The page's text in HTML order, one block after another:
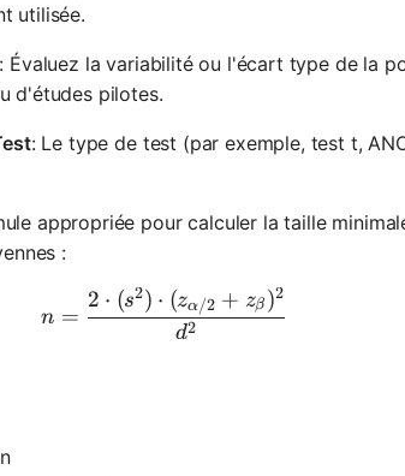
utilisée.
: Évaluez la variabilité ou l'écart type de la
d'études pilotes.
: Le type de test (par exemple, test t,
appropriée pour calculer la taille
:
n = \frac{2 \cdot
n =
d2
2 ⋅ (s2) ⋅ (zα/2 + zβ )2